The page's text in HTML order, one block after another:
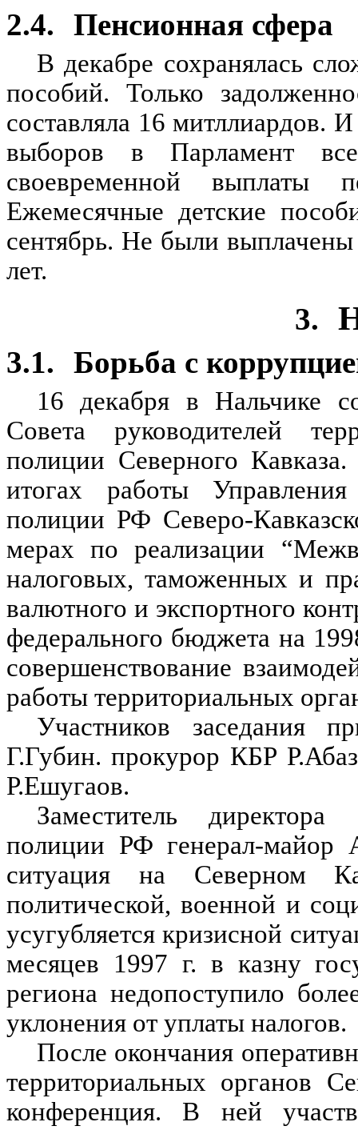
2.4. Пенсионная сфера
В декабре сохранялась
пособий. Только
составляла 16 митллиардов.
выборов в Парламент
своевременной выплаты
Ежемесячные детские
сентябрь. Не были
лет.
3.
3.1. Борьба с
16 декабря в Нальчике
Совета руководителей
полиции Северного
итогах работы
полиции РФ Северо-
мерах по реализации
налоговых, таможенных и
валютного и экспортного
федерального бюджета на
совершенствование
работы территориальных
Участников заседания
Г.Губин. прокурор КБР
Р.Ешугаов.
Заместитель
полиции РФ генерал-майор
ситуация на Северном
политической, военной и
усугубляется кризисной
месяцев 1997 г. в казну
региона недопоступило
уклонения от уплаты налогов.
После окончания
территориальных органов
конференция. В ней